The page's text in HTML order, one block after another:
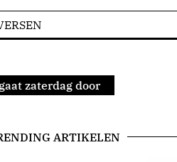
zaterdag door
ARTIKELEN